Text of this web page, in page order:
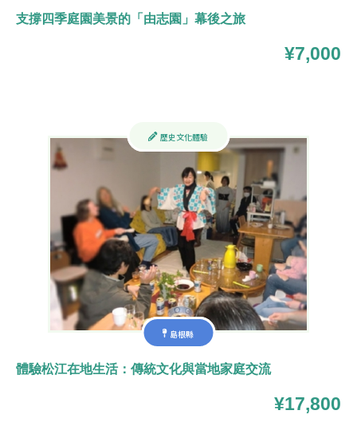
支撐四季庭園美景的「由志園」幕後之旅
¥7,000
島根縣
歷史文化體驗
體驗松江在地生活：傳統文化與當地家庭交流
¥17,800